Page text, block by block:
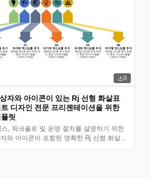
0
자와 아이콘이 있는 Rj 선형 화살표
디자인 전문 프리젠테이션을 위한
릿
, 워크플로 및 운영 절차를 설명하기 위한
와 아이콘이 포함된 명확한 Rj 선형 화살표